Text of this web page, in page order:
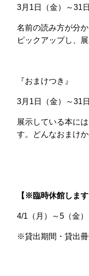
3月 1 日（金）～31
名前の読み方が分
ピックアップし、
『おまけつき』
3月 1 日（金）～31
展示している本に
す。どんなおまけ
【※臨時休館します
4/1 （月）～5（金
※貸出期間・貸出